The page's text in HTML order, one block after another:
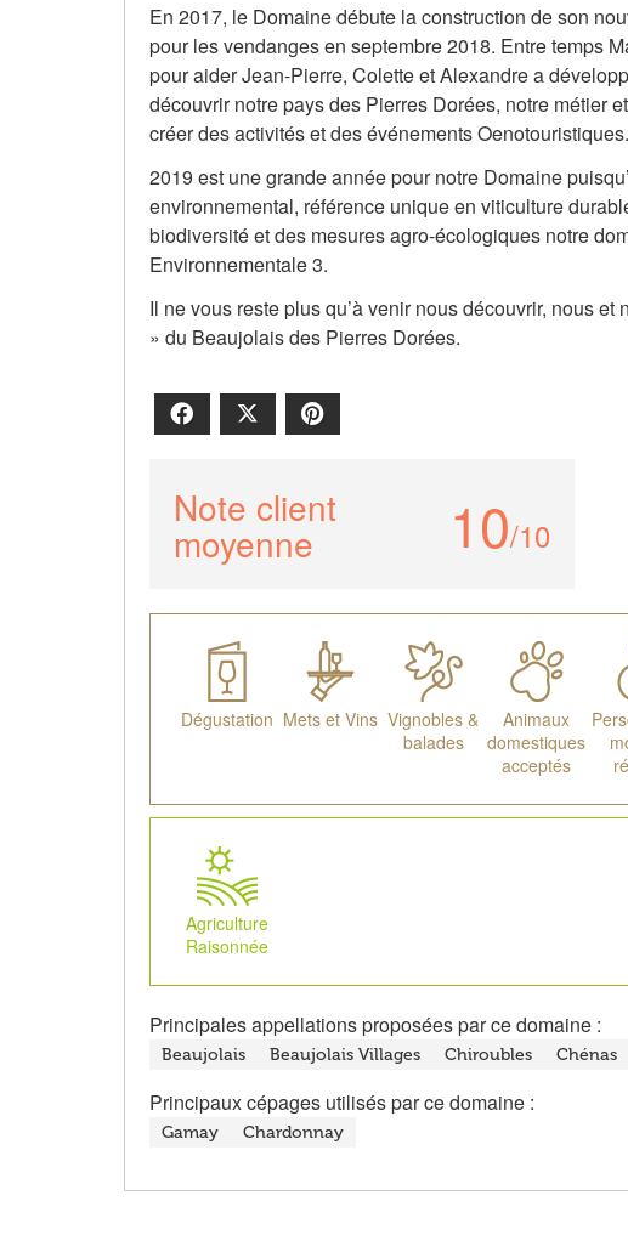
En 2017, le Domaine débute la construction de son
pour les vendanges en septembre 2018. Entre temps
pour aider Jean-Pierre, Colette et Alexandre a
découvrir notre pays des Pierres Dorées, notre métier
créer des activités et des événements Oenotouristiques.
2019 est une grande année pour notre Domaine
environnemental, référence unique en viticulture
biodiversité et des mesures agro-écologiques notre
Environnementale 3.
Il ne vous reste plus qu’à venir nous découvrir, nous
» du Beaujolais des Pierres Dorées.
Facebook
Note client
moyenne 10/10
Dégustation Mets et Vins Vignobles &
balades
Animaux
domestiques
acceptés
Agriculture
Raisonnée
Principales appellations proposées par ce domaine :
Beaujolais Beaujolais Villages Chiroubles Chénas
Principaux cépages utilisés par ce domaine :
Gamay Chardonnay